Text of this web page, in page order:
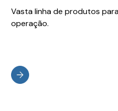
Vasta linha de produtos
operação.